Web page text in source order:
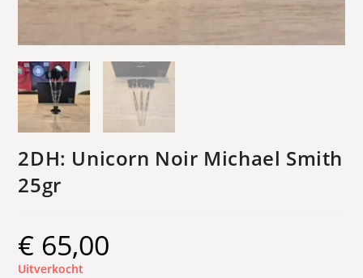
2DH: Unicorn Noir Michael Smith
25gr
€ 65,00
Uitverkocht